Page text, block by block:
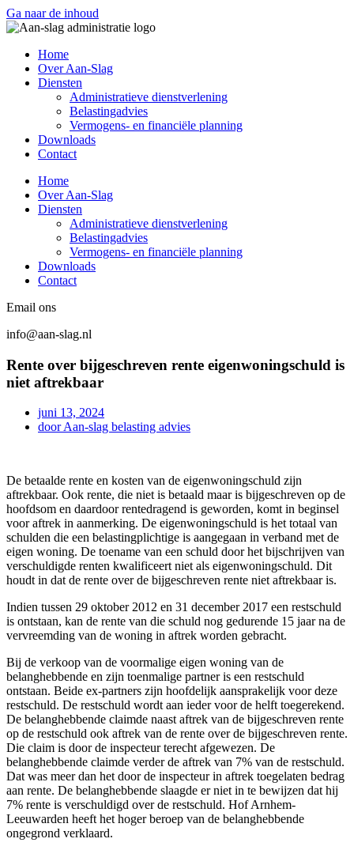
Ga naar de inhoud
Home
Over Aan-Slag
Diensten
Administratieve dienstverlening
Belastingadvies
Vermogens- en financiële planning
Downloads
Contact
Home
Over Aan-Slag
Diensten
Administratieve dienstverlening
Belastingadvies
Vermogens- en financiële planning
Downloads
Contact
Email ons
info@aan-slag.nl
Rente over bijgeschreven rente eigenwoningschuld is
niet aftrekbaar
juni 13, 2024
doorAan-slag belasting advies
De betaalde rente en kosten van de eigenwoningschuld zijn
aftrekbaar. Ook rente, die niet is betaald maar is bijgeschreven op de
hoofdsom en daardoor rentedragend is geworden, komt in beginsel
voor aftrek in aanmerking. De eigenwoningschuld is het totaal van
schulden die een belastingplichtige is aangegaan in verband met de
eigen woning. De toename van een schuld door het bijschrijven van
verschuldigde renten kwalificeert niet als eigenwoningschuld. Dit
houdt in dat de rente over de bijgeschreven rente niet aftrekbaar is.
Indien tussen 29 oktober 2012 en 31 december 2017 een restschuld
is ontstaan, kan de rente van die schuld nog gedurende 15 jaar na de
vervreemding van de woning in aftrek worden gebracht.
Bij de verkoop van de voormalige eigen woning van de
belanghebbende en zijn toenmalige partner is een restschuld
ontstaan. Beide ex-partners zijn hoofdelijk aansprakelijk voor deze
restschuld. De restschuld wordt aan ieder voor de helft toegerekend.
De belanghebbende claimde naast aftrek van de bijgeschreven rente
op de restschuld ook aftrek van de rente over de bijgeschreven rente.
Die claim is door de inspecteur terecht afgewezen. De
belanghebbende claimde verder de aftrek van 7% van de restschuld.
Dat was meer dan het door de inspecteur in aftrek toegelaten bedrag
aan rente. De belanghebbende slaagde er niet in te bewijzen dat hij
7% rente is verschuldigd over de restschuld. Hof Arnhem-
Leeuwarden heeft het hoger beroep van de belanghebbende
ongegrond verklaard.